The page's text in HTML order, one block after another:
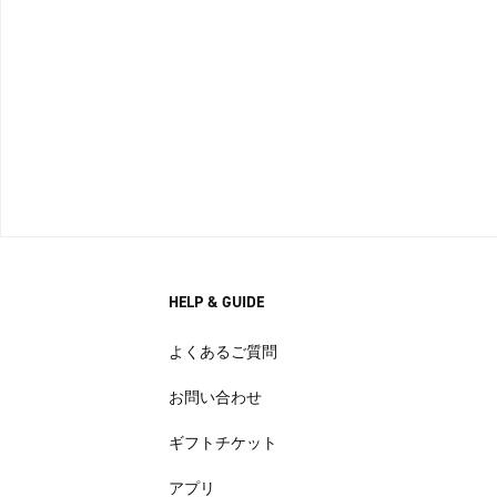
HELP & GUIDE
よくあるご質問
お問い合わせ
ギフトチケット
アプリ